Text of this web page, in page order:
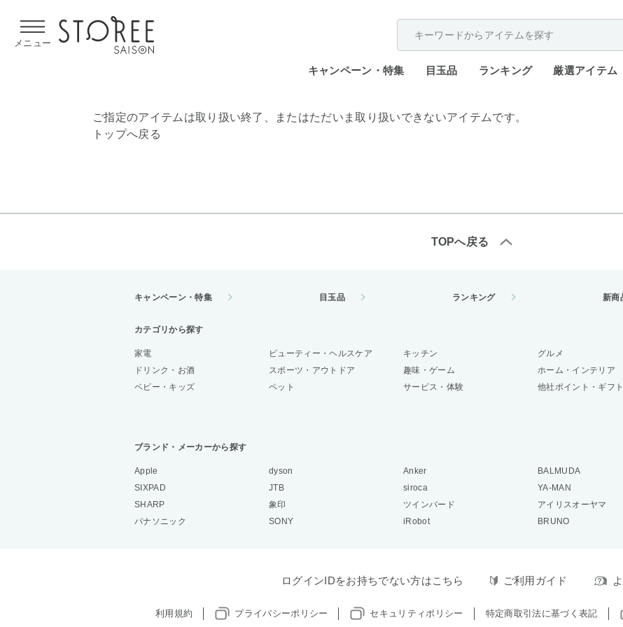
メニュー
キャンペーン・特集 目玉品 ランキング 厳選アイテム
ご指定のアイテムは取り扱い終了、またはただいま取り扱いできないアイテムです。
トップへ戻る
TOPへ戻る
キャンペーン・特集 目玉品 ランキング 新商
カテゴリから探す
家電 ビューティー・ヘルスケア キッチン グルメ
ドリンク・お酒
スポーツ・アウトドア 趣味・ゲーム ホーム・インテリア
ベビー・キッズ
ペット サービス・体験 他社ポイント・ギフ
ブランド・メーカーから探す
Apple dyson Anker BALMUDA
SIXPAD
JTB siroca YA-MAN
SHARP
象印 ツインバード アイリスオーヤマ
パナソニック
SONY iRobot BRUNO
ログインIDをお持ちでない方はこちら ご利用ガイド
利用規約 プライバシーポリシー セキュリティポリシー 特定商取引法に基づく表記